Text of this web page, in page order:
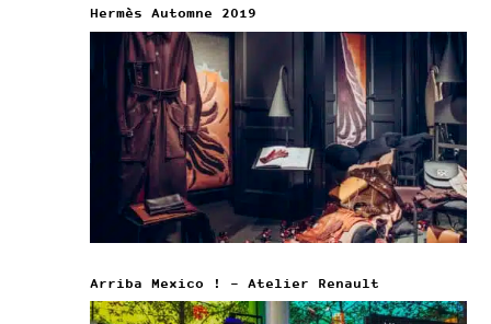
Hermès Automne 2019
Arriba Mexico ! – Atelier Renault